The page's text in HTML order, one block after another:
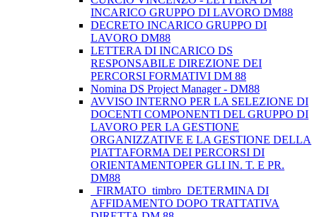
INCARICO GRUPPO DI LAVORO DM88
DECRETO INCARICO GRUPPO DI
LAVORO DM88
LETTERA DI INCARICO DS
RESPONSABILE DIREZIONE DEI
PERCORSI FORMATIVI DM 88
Nomina DS Project Manager - DM88
AVVISO INTERNO PER LA SELEZIONE DI
DOCENTI COMPONENTI DEL GRUPPO DI
LAVORO PER LA GESTIONE
ORGANIZZATIVE E LA GESTIONE DELLA
PIATTAFORMA DEI PERCORSI DI
ORIENTAMENTOPER GLI IN. T. E PR.
DM88
_FIRMATO_timbro_DETERMINA DI
AFFIDAMENTO DOPO TRATTATIVA